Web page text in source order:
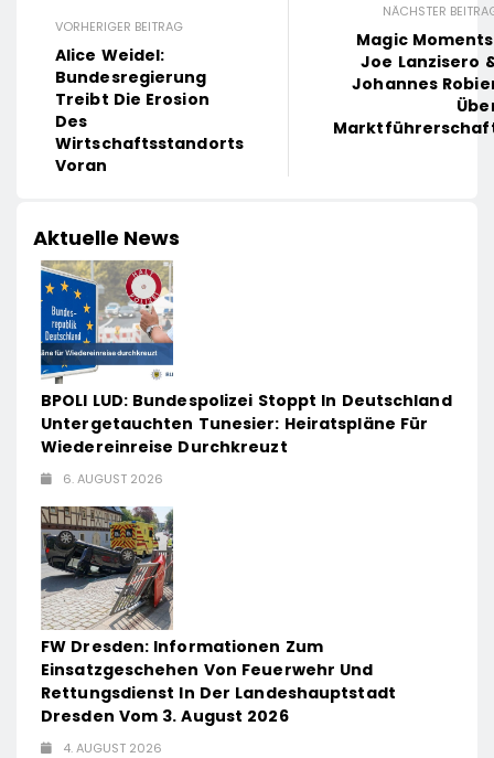
VORHERIGER BEITRAG
Alice Weidel:
Bundesregierung
Treibt Die Erosion
Des
Wirtschaftsstandorts
Voran
NÄCHSTER
Magic
Joe Lanzisero
Johannes
Aktuelle News
BPOLI LUD: Bundespolizei Stoppt In Deutschland
Untergetauchten Tunesier: Heiratspläne Für
Wiedereinreise Durchkreuzt
6. AUGUST 2026
FW Dresden: Informationen Zum
Einsatzgeschehen Von Feuerwehr Und
Rettungsdienst In Der Landeshauptstadt
Dresden Vom 3. August 2026
4. AUGUST 2026